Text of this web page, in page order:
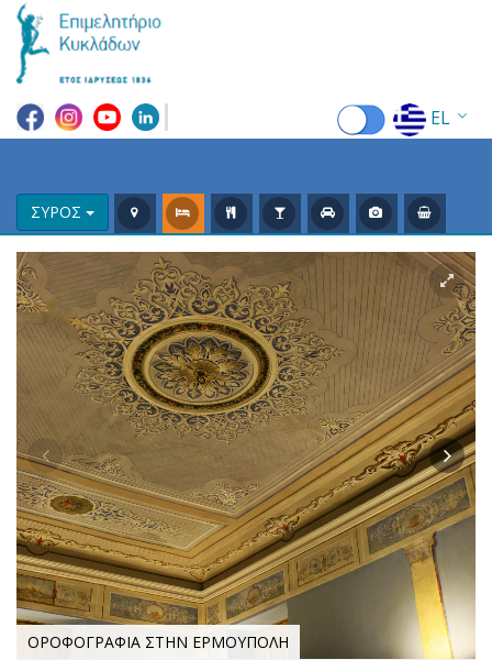
EL
DE
IT
ES
RU
CN
ΣΥΡΟΣ
ΟΡΟΦΟΓΡΑΦΙΑ ΣΤΗΝ ΕΡΜΟΥΠΟΛΗ